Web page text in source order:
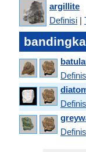
argillite
Definisi |